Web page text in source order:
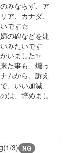
みならず、ア
ア、カナダ、
いです☆
の碑などを建
みたいです
いました✨️
た事も、燻っ
ムから、訴え
、いい加減、
は、辞めまし
3) NG